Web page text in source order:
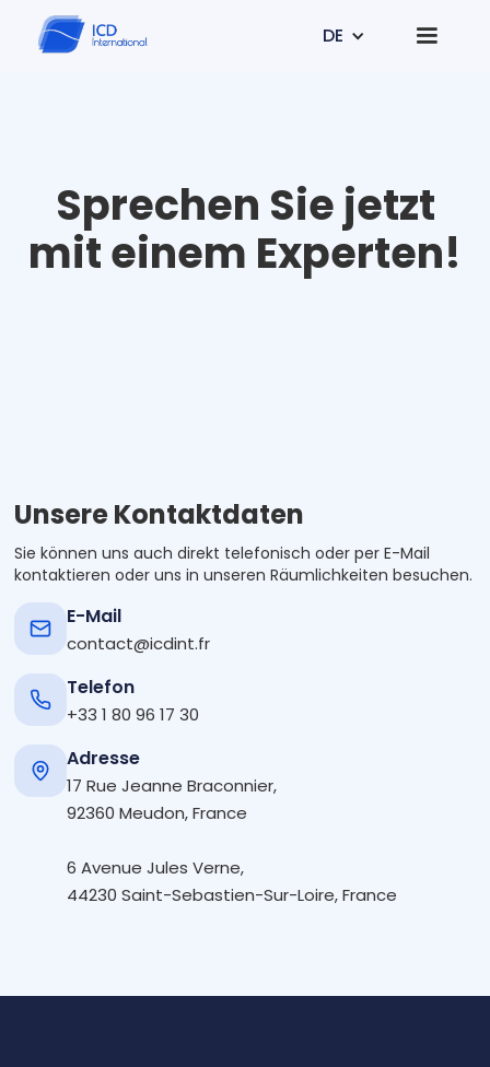
DE
Sprechen Sie jetzt
mit einem Experten!
Unsere Kontaktdaten
Sie können uns auch direkt telefonisch oder per E-Mail
kontaktieren oder uns in unseren Räumlichkeiten besuchen.
E-Mail
contact@icdint.fr
Telefon
+33 1 80 96 17 30
Adresse
17 Rue Jeanne Braconnier,
92360 Meudon, France
6 Avenue Jules Verne,
44230 Saint-Sebastien-Sur-Loire, France